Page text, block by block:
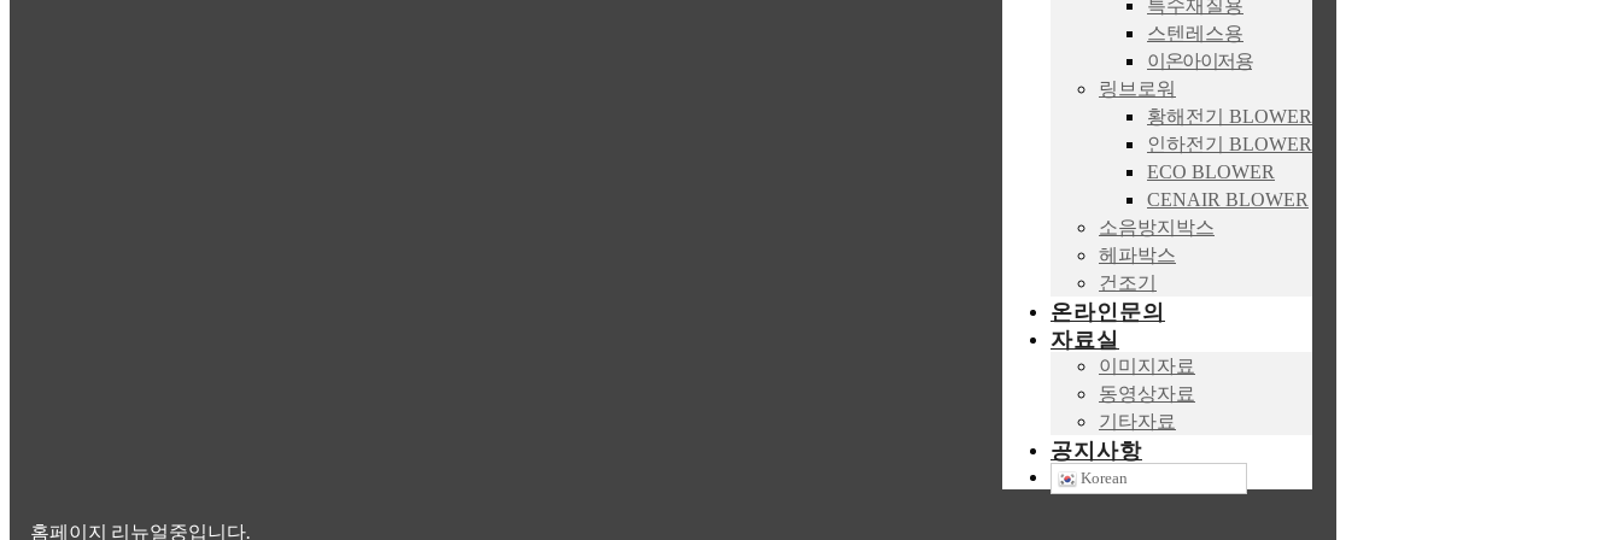
특수재질용
스텐레스용
이온아이저용
링브로워
황해전기 BLOWER
인하전기 BLOWER
ECO BLOWER
CENAIR BLOWER
소음방지박스
헤파박스
건조기
온라인문의
자료실
이미지자료
동영상자료
기타자료
공지사항
Korean
홈페이지 리뉴얼중입니다.